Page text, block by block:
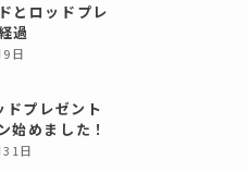
とロッドプレ
過
日
プレゼント
始めました！
日